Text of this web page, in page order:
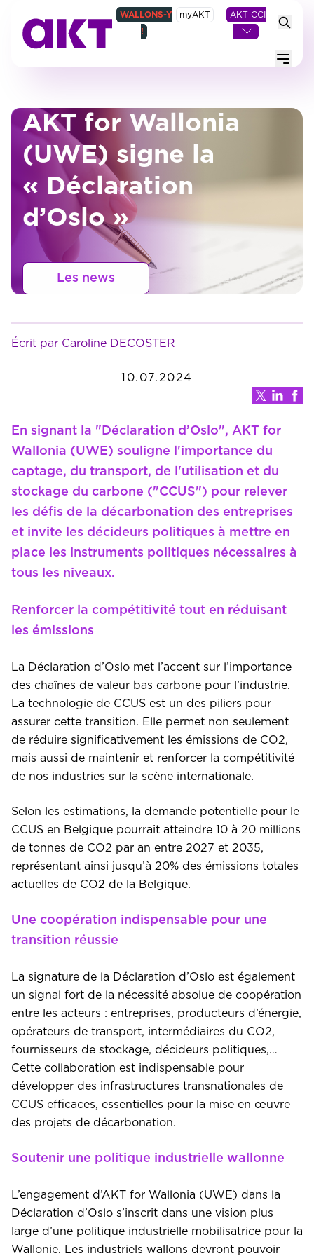
WALLONS-Y
!
myAKT AKT CCI
Menu
AKT for Wallonia
(UWE) signe la
« Déclaration
d’Oslo »
Les news
Écrit par Caroline DECOSTER
10.07.2024
En signant la "Déclaration d’Oslo", AKT for
Wallonia (UWE) souligne l'importance du
captage, du transport, de l'utilisation et du
stockage du carbone ("CCUS") pour relever
les défis de la décarbonation des entreprises
et invite les décideurs politiques à mettre en
place les instruments politiques nécessaires à
tous les niveaux.
Renforcer la compétitivité tout en réduisant
les émissions
La Déclaration d’Oslo met l’accent sur l’importance
des chaînes de valeur bas carbone pour l’industrie.
La technologie de CCUS est un des piliers pour
assurer cette transition. Elle permet non seulement
de réduire significativement les émissions de CO2,
mais aussi de maintenir et renforcer la compétitivité
de nos industries sur la scène internationale.
Selon les estimations, la demande potentielle pour le
CCUS en Belgique pourrait atteindre 10 à 20 millions
de tonnes de CO2 par an entre 2027 et 2035,
représentant ainsi jusqu’à 20% des émissions totales
actuelles de CO2 de la Belgique.
Une coopération indispensable pour une
transition réussie
La signature de la Déclaration d’Oslo est également
un signal fort de la nécessité absolue de coopération
entre les acteurs : entreprises, producteurs d’énergie,
opérateurs de transport, intermédiaires du CO2,
fournisseurs de stockage, décideurs politiques,…
Cette collaboration est indispensable pour
développer des infrastructures transnationales de
CCUS efficaces, essentielles pour la mise en œuvre
des projets de décarbonation.
Soutenir une politique industrielle wallonne
L’engagement d’AKT for Wallonia (UWE) dans la
Déclaration d’Oslo s’inscrit dans une vision plus
large d’une politique industrielle mobilisatrice pour la
Wallonie. Les industriels wallons devront pouvoir